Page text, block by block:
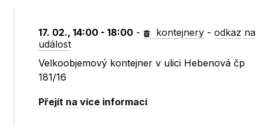
17. 02., 14:00 - 18:00 - kontejnery -odkaz na
událost
Velkoobjemový kontejner v ulici Hebenová čp
181/16
Přejít na více informací